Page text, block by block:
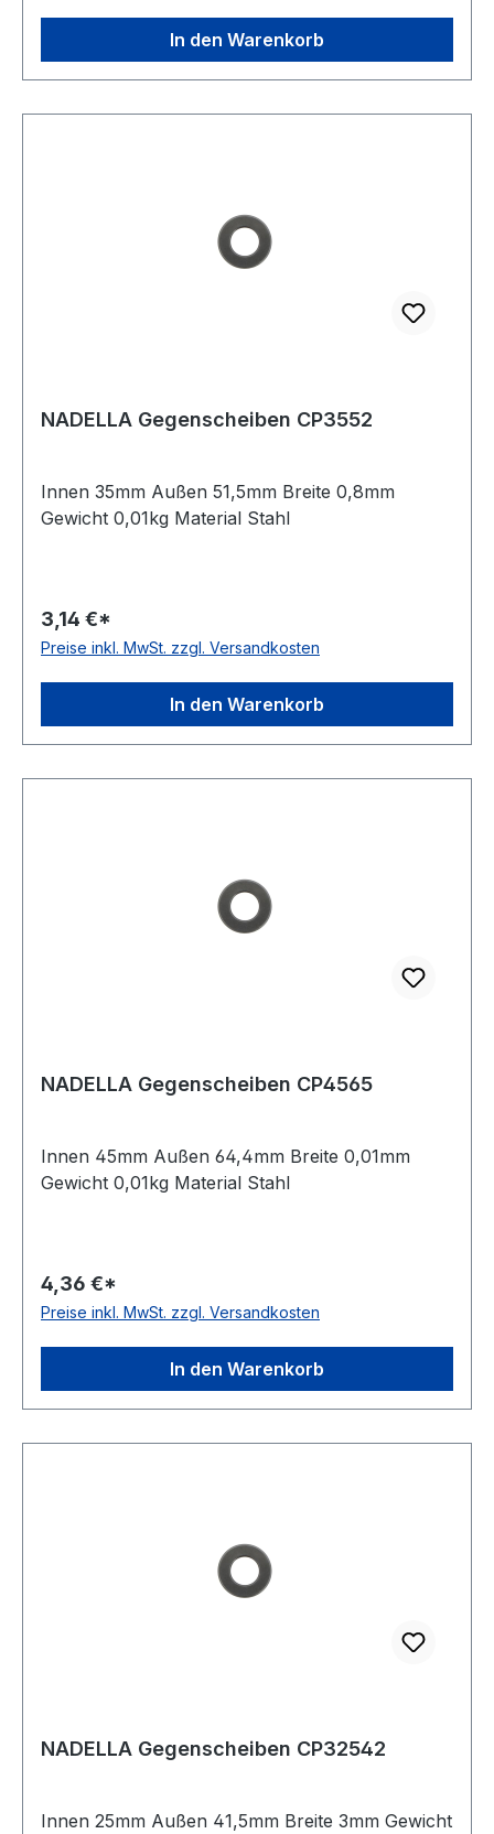
In den Warenkorb
NADELLA Gegenscheiben CP3552
Innen 35mm Außen 51,5mm Breite 0,8mm
Gewicht 0,01kg Material Stahl
3,14 €*
Preise inkl. MwSt. zzgl. Versandkosten
In den Warenkorb
NADELLA Gegenscheiben CP4565
Innen 45mm Außen 64,4mm Breite 0,01mm
Gewicht 0,01kg Material Stahl
4,36 €*
Preise inkl. MwSt. zzgl. Versandkosten
In den Warenkorb
NADELLA Gegenscheiben CP32542
Innen 25mm Außen 41,5mm Breite 3mm Gewicht